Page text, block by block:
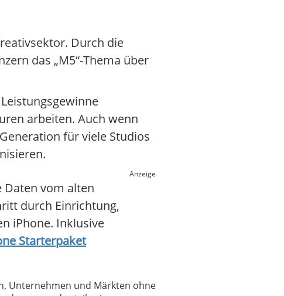
Durch die
das „M5“-Thema über
arbeiten. Auch wenn
für viele Studios
Anzeige
Daten vom alten
durch Einrichtung,
iPhone. Inklusive
Starterpaket
Unternehmen und Märkten ohne